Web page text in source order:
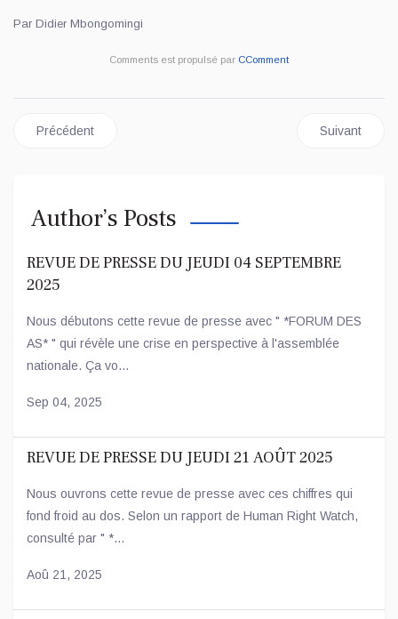
Par Didier Mbongomingi
Comments est propulsé par CComment
Article précédent : Agriculture : les femmes maraîchères
Précédent Article
Suivant
Author’s Posts
REVUE DE PRESSE DU JEUDI 04 SEPTEMBRE
2025
Nous débutons cette revue de presse avec " *FORUM DES
AS* " qui révèle une crise en perspective à l'assemblée
nationale. Ça vo...
Sep 04, 2025
REVUE DE PRESSE DU JEUDI 21 AOÛT 2025
Nous ouvrons cette revue de presse avec ces chiffres qui
fond froid au dos. Selon un rapport de Human Right Watch,
consulté par " *...
Aoû 21, 2025